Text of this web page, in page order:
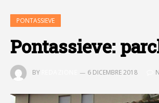
PONTASSIEVE
Pontassieve:
BY 6 DICEMBRE 2018